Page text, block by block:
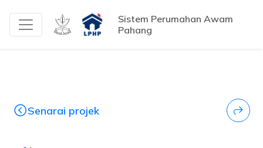
Sistem Perumahan Awam
Pahang
Senarai projek